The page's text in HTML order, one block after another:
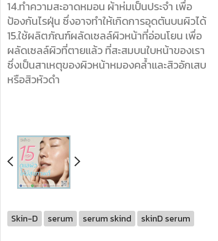
14.ทำความสะอาดหมอน ผ้าห่มเป็นประจำ เพื่อ
ป้องกันไรฝุ่น ซึ่งอาจทำให้เกิดการอุดตันบนผิวได้
15.ใช้ผลิตภัณฑ์ผลัดเซลล์ผิวหน้าที่อ่อนโยน เพื่อ
ผลัดเซลล์ผิวที่ตายแล้ว ที่สะสมบนใบหน้าของเรา
ซึ่งเป็นสาเหตุของผิวหน้าหมองคล้ำและสิวอักเสบ
หรือสิวหัวดำ
Skin-D serum serum skind skinD serum